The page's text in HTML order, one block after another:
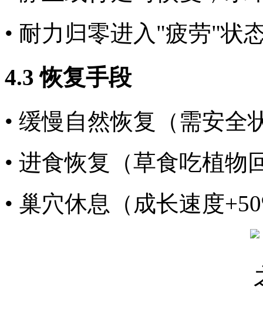
• 耐力归零进入"疲劳"状
4.3 恢复手段
• 缓慢自然恢复（需安全
• 进食恢复（草食吃植物
• 巢穴休息（成长速度